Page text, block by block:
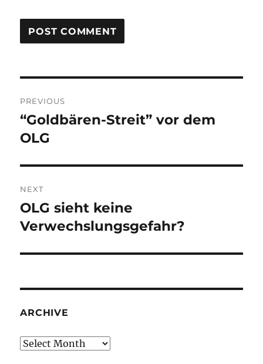
navigation
PREVIOUS
Previous
post:
“Goldbären-Streit” vor dem
OLG
NEXT
Next
post:
OLG sieht keine
Verwechslungsgefahr?
ARCHIVE
Archive